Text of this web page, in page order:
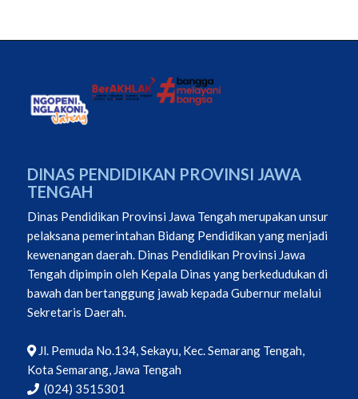
DINAS PENDIDIKAN PROVINSI JAWA
TENGAH
Dinas Pendidikan Provinsi Jawa Tengah merupakan unsur
pelaksana pemerintahan Bidang Pendidikan yang menjadi
kewenangan daerah. Dinas Pendidikan Provinsi Jawa
Tengah dipimpin oleh Kepala Dinas yang berkedudukan di
bawah dan bertanggung jawab kepada Gubernur melalui
Sekretaris Daerah.
Jl. Pemuda No.134, Sekayu, Kec. Semarang Tengah,
Kota Semarang, Jawa Tengah
(024) 3515301